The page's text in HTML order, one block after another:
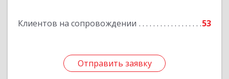
Клиентов на сопровождении 53
Отправить заявку
Отправить заявку